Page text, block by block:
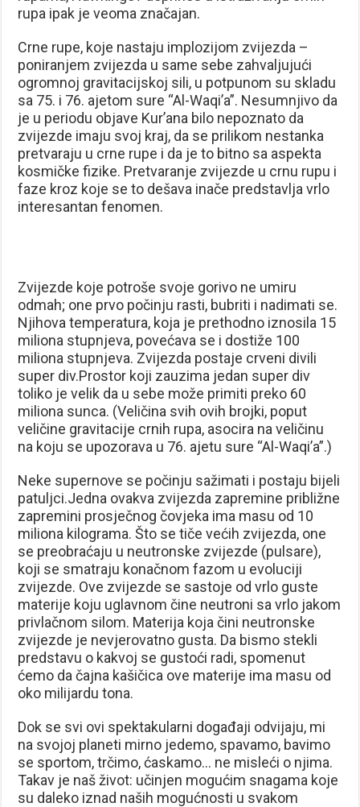
rupa ipak je veoma značajan.
Crne rupe, koje nastaju implozijom zvijezda –
poniranjem zvijezda u same sebe zahvaljujući
ogromnoj gravitacijskoj sili, u potpunom su skladu
sa 75. i 76. ajetom sure “Al-Waqi’a”. Nesumnjivo da
je u periodu objave Kur’ana bilo nepoznato da
zvijezde imaju svoj kraj, da se prilikom nestanka
pretvaraju u crne rupe i da je to bitno sa aspekta
kosmičke fizike. Pretvaranje zvijezde u crnu rupu i
faze kroz koje se to dešava inače predstavlja vrlo
interesantan fenomen.
Zvijezde koje potroše svoje gorivo ne umiru
odmah; one prvo počinju rasti, bubriti i nadimati se.
Njihova temperatura, koja je prethodno iznosila 15
miliona stupnjeva, povećava se i dostiže 100
miliona stupnjeva. Zvijezda postaje crveni divili
super div.Prostor koji zauzima jedan super div
toliko je velik da u sebe može primiti preko 60
miliona sunca. (Veličina svih ovih brojki, poput
veličine gravitacije crnih rupa, asocira na veličinu
na koju se upozorava u 76. ajetu sure “Al-Waqi’a”.)
Neke supernove se počinju sažimati i postaju bijeli
patuljci.Jedna ovakva zvijezda zapremine približne
zapremini prosječnog čovjeka ima masu od 10
miliona kilograma. Što se tiče većih zvijezda, one
se preobraćaju u neutronske zvijezde (pulsare),
koji se smatraju ko­načnom fazom u evoluciji
zvijezde. Ove zvijezde se sastoje od vrlo guste
materije koju uglavnom čine neutroni sa vrlo jakom
privlačnom silom. Materija koja čini neutronske
zvijezde je nevjerovatno gusta. Da bismo stekli
predstavu o kakvoj se gustoći radi, spomenut
ćemo da čajna kašičica ove materije ima masu od
oko milijardu tona.
Dok se svi ovi spektakularni događaji odvijaju, mi
na svojoj planeti mirno jedemo, spavamo, bavimo
se sportom, trčimo, ćaskamo… ne misleći o njima.
Takav je naš život: učinjen mogućim snagama koje
su daleko iznad naših mogućnosti u svakom